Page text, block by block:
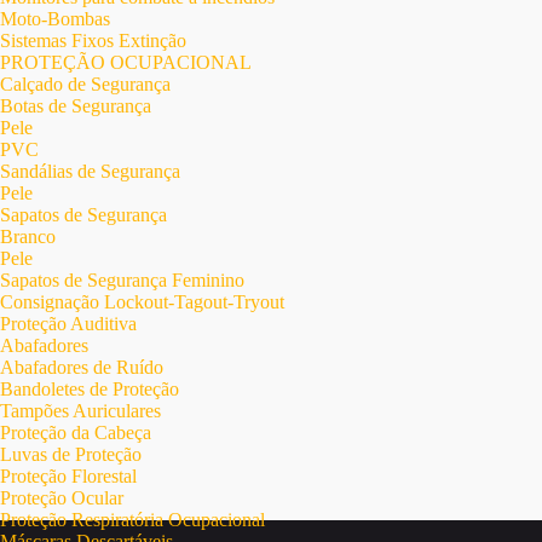
Moto-Bombas
Sistemas Fixos Extinção
PROTEÇÃO OCUPACIONAL
Calçado de Segurança
Botas de Segurança
Pele
PVC
Sandálias de Segurança
Pele
Sapatos de Segurança
Branco
Pele
Sapatos de Segurança Feminino
Consignação Lockout-Tagout-Tryout
Proteção Auditiva
Abafadores
Abafadores de Ruído
Bandoletes de Proteção
Tampões Auriculares
Proteção da Cabeça
Luvas de Proteção
Proteção Florestal
Proteção Ocular
Proteção Respiratória Ocupacional